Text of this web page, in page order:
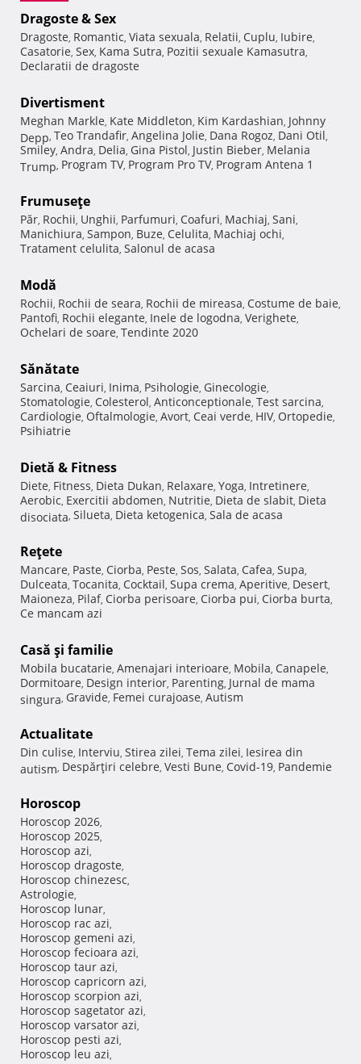
Dragoste & Sex
Dragoste, Romantic, Viata sexuala, Relatii, Cuplu, Iubire,
Casatorie, Sex, Kama Sutra, Pozitii sexuale Kamasutra,
Declaratii de dragoste
Divertisment
Meghan Markle, Kate Middleton, Kim Kardashian, Johnny
Depp, Teo Trandafir, Angelina Jolie, Dana Rogoz, Dani Otil,
Smiley, Andra, Delia, Gina Pistol, Justin Bieber, Melania
Trump, Program TV, Program Pro TV, Program Antena 1
Frumuseţe
Păr, Rochii, Unghii, Parfumuri, Coafuri, Machiaj, Sani,
Manichiura, Sampon, Buze, Celulita, Machiaj ochi,
Tratament celulita, Salonul de acasa
Modă
Rochii, Rochii de seara, Rochii de mireasa, Costume de baie,
Pantofi, Rochii elegante, Inele de logodna, Verighete,
Ochelari de soare, Tendinte 2020
Sănătate
Sarcina, Ceaiuri, Inima, Psihologie, Ginecologie,
Stomatologie, Colesterol, Anticonceptionale, Test sarcina,
Cardiologie, Oftalmologie, Avort, Ceai verde, HIV, Ortopedie,
Psihiatrie
Dietă & Fitness
Diete, Fitness, Dieta Dukan, Relaxare, Yoga, Intretinere,
Aerobic, Exercitii abdomen, Nutritie, Dieta de slabit, Dieta
disociata, Silueta, Dieta ketogenica, Sala de acasa
Reţete
Mancare, Paste, Ciorba, Peste, Sos, Salata, Cafea, Supa,
Dulceata, Tocanita, Cocktail, Supa crema, Aperitive, Desert,
Maioneza, Pilaf, Ciorba perisoare, Ciorba pui, Ciorba burta,
Ce mancam azi
Casă şi familie
Mobila bucatarie, Amenajari interioare, Mobila, Canapele,
Dormitoare, Design interior, Parenting, Jurnal de mama
singura, Gravide, Femei curajoase, Autism
Actualitate
Din culise, Interviu, Stirea zilei, Tema zilei, Iesirea din
autism, Despărţiri celebre, Vesti Bune, Covid-19, Pandemie
Horoscop
Horoscop 2026,
Horoscop 2025,
Horoscop azi,
Horoscop dragoste,
Horoscop chinezesc,
Astrologie,
Horoscop lunar,
Horoscop rac azi,
Horoscop gemeni azi,
Horoscop fecioara azi,
Horoscop taur azi,
Horoscop capricorn azi,
Horoscop scorpion azi,
Horoscop sagetator azi,
Horoscop varsator azi,
Horoscop pesti azi,
Horoscop leu azi,